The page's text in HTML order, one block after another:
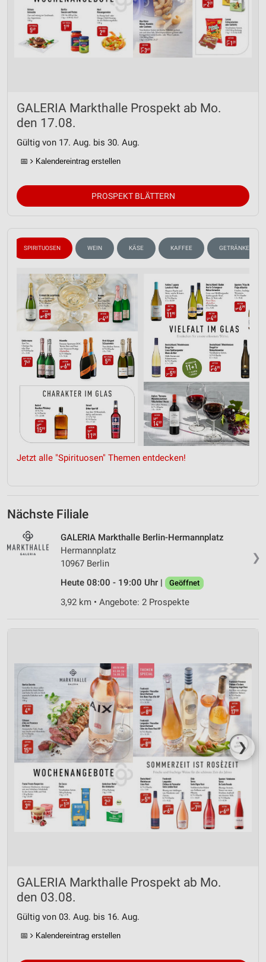
GALERIA Markthalle Prospekt ab Mo.
den 17.08.
Gültig von 17. Aug. bis 30. Aug.
📅 Kalendereintrag erstellen
PROSPEKT BLÄTTERN
SPIRITUOSEN WEIN KÄSE KAFFEE GETRÄNKE
Jetzt alle "Spirituosen" Themen entdecken!
Nächste Filiale
❯
GALERIA Markthalle Berlin-Hermannplatz
Hermannplatz
10967 Berlin
Heute 08:00 - 19:00 Uhr |
Geöffnet
3,92 km • Angebote: 2 Prospekte
❯
GALERIA Markthalle Prospekt ab Mo.
den 03.08.
Gültig von 03. Aug. bis 16. Aug.
📅 Kalendereintrag erstellen